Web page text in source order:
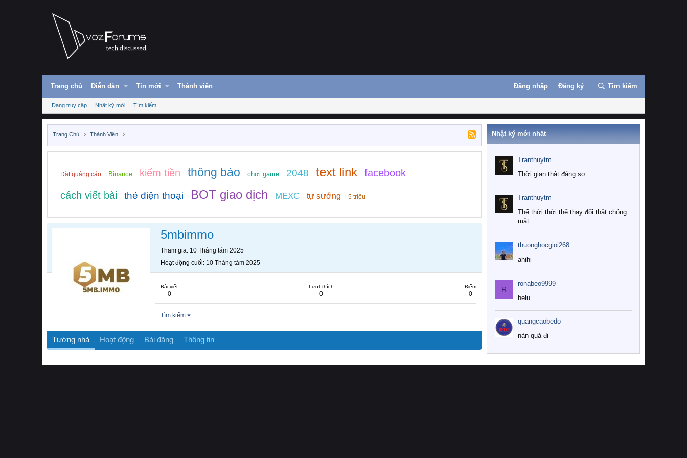
Trang chủ Diễn đàn Tin mới Thành viên Đăng nhập Đăng ký Tìm kiếm
Đang truy cập Nhật ký mới Tìm kiếm
Trang Chủ Thành Viên
Đặt quảng cáo Binance kiếm tiền thông báo chơi game 2048 text link
facebook
cách viết bài
thẻ điện thoại BOT giao dịch MEXC tự sướng 5 triệu
5mbimmo
Tham gia 10 Tháng tám 2025
Hoạt động cuối 10 Tháng tám 2025
Bài viết
0
Lượt thích
0
Điểm
0
Tìm kiếm
Tường nhà Hoạt động Bài đăng Thông tin
Nhật ký mới nhất
Tranthuytm
Thời gian thật đáng sợ
Tranthuytm
Thế thời thời thế thay đổi thật chóng
mặt
thuonghocgioi268
ahihi
R
ronabeo9999
helu
quangcaobedo
nản quá đi